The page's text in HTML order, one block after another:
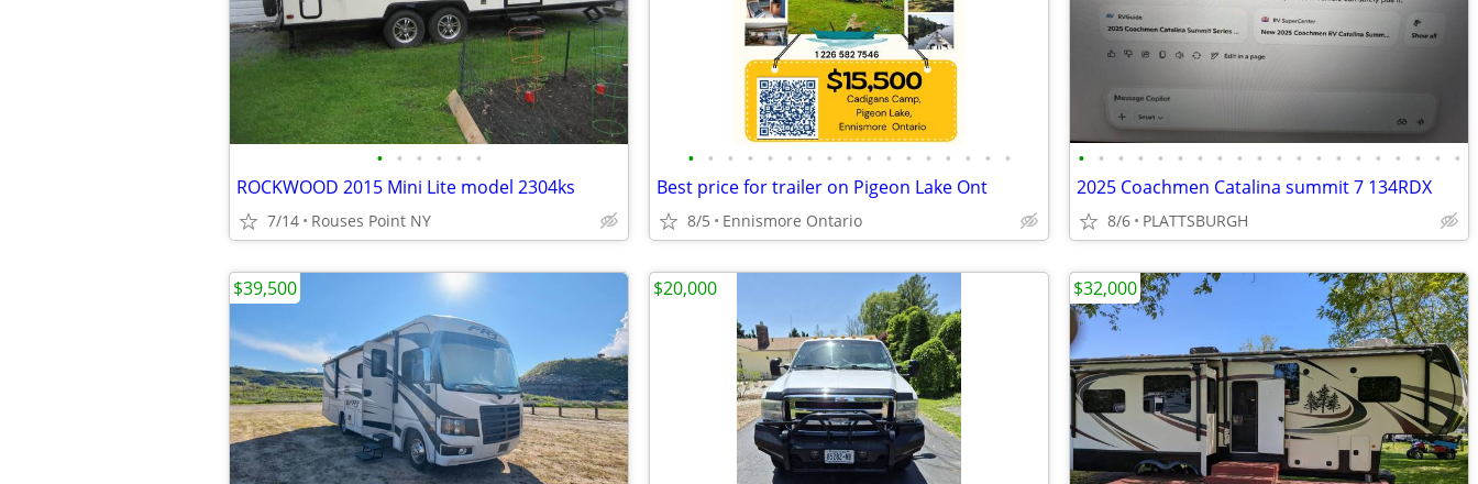
• • • • • •
ROCKWOOD 2015 Mini Lite model 2304ks
7/14 Rouses Point NY
• • • • • • • • • • • • • • • • •
Best price for trailer on Pigeon Lake Ont
8/5 Ennismore Ontario
• • • • • • • • • • • • • • • • • • • •
2025 Coachmen Catalina summit 7 134RDX
8/6 PLATTSBURGH
$39,500 $20,000 $32,000